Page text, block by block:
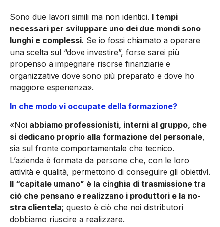
Sono due lavori simili ma non identici. I tempi
necessari per sviluppare uno dei due mondi sono
lunghi e complessi. Se io fossi chiamato a operare
una scelta sul “dove investire”, forse sarei più
propenso a impegnare risorse finanziarie e
organizzative dove sono più preparato e dove ho
maggiore esperienza».
In che modo vi occupate della formazione?
«Noi abbiamo professionisti, in­terni al gruppo, che
si dedicano proprio alla formazione del per­sonale,
sia sul fronte comporta­mentale che tecnico.
L’azienda è formata da persone che, con le lo­ro
attività e qualità, permettono di conseguire gli obiettivi.
Il “ca­pitale umano” è la cinghia di tra­smissione tra
ciò che pensano e realizzano i produttori e la no­
stra clientela; questo è ciò che noi distributori
dobbiamo riusci­re a realizzare.